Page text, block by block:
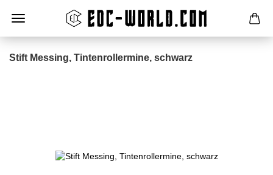
Stift Messing, Tintenrollermine, schwarz